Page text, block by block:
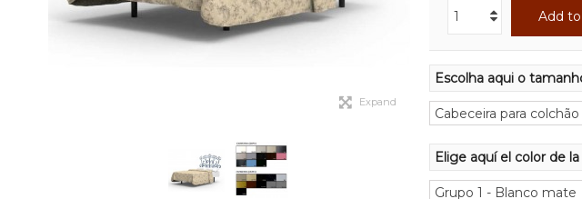
Expand
Add
Escolha aqui o
Elige aquí el color de la